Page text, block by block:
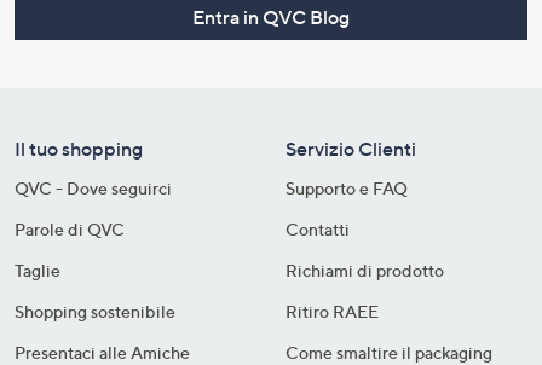
Entra in QVC Blog
Il tuo shopping
QVC - Dove seguirci
Parole di QVC
Taglie
Shopping sostenibile​
Presentaci alle Amiche
Servizio Clienti
Supporto e FAQ
Contatti
Richiami di prodotto
Ritiro RAEE
Come smaltire il packaging​